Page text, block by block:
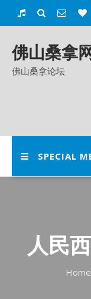
佛山桑拿
佛山桑拿论坛
SPECIAL
人民
Home